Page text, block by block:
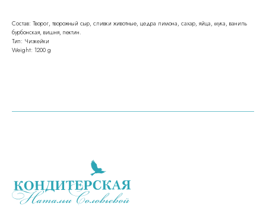
Состав: Творог, творожный сыр, сливки животные, цедра лимона, сахар, яйца, мука, ваниль
бурбонская, вишня, пектин.
Тип: Чизкейки
Weight: 1200 g